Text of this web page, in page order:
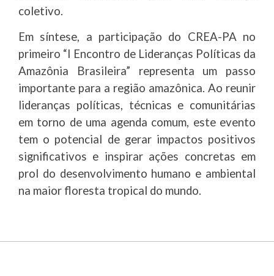
coletivo.
Em síntese, a participação do CREA-PA no
primeiro “I Encontro de Lideranças Políticas da
Amazônia Brasileira” representa um passo
importante para a região amazônica. Ao reunir
lideranças políticas, técnicas e comunitárias
em torno de uma agenda comum, este evento
tem o potencial de gerar impactos positivos
significativos e inspirar ações concretas em
prol do desenvolvimento humano e ambiental
na maior floresta tropical do mundo.